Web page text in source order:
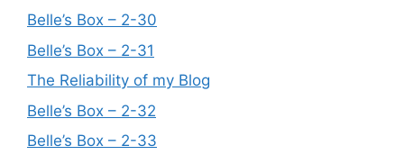
Belle’s Box – 2-30
Belle’s Box – 2-31
The Reliability of my Blog
Belle’s Box – 2-32
Belle’s Box – 2-33